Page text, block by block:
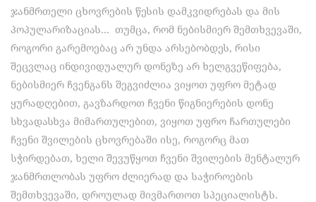
ჯანმრთელი ცხოვრების წესის დამკვიდრებას და მის
პოპულარიზაციას… თუმცა, რომ ნებისმიერ შემთხვევაში,
როგორი გარემოებაც არ უნდა არსებობდეს, რისი
შეცვლაც ინდივიდუალურ დონეზე არ ხელგვეწიფება,
ნებისმიერ ჩვენგანს შეგვიძლია ვიყოთ უფრო მეტად
ყურადღებით, გავზარდოთ ჩვენი წიგნიერების დონე
სხვადასხვა მიმართულებით, ვიყოთ უფრო ჩართულები
ჩვენი შვილების ცხოვრებაში ისე, როგორც მათ
სჭირდებათ, ხელი შევუწყოთ ჩვენი შვილების მენტალურ
ჯანმრთლობას უფრო ძლიერად და საჭიროების
შემთხვევაში, დროულად მივმართოთ სპეციალისტს.